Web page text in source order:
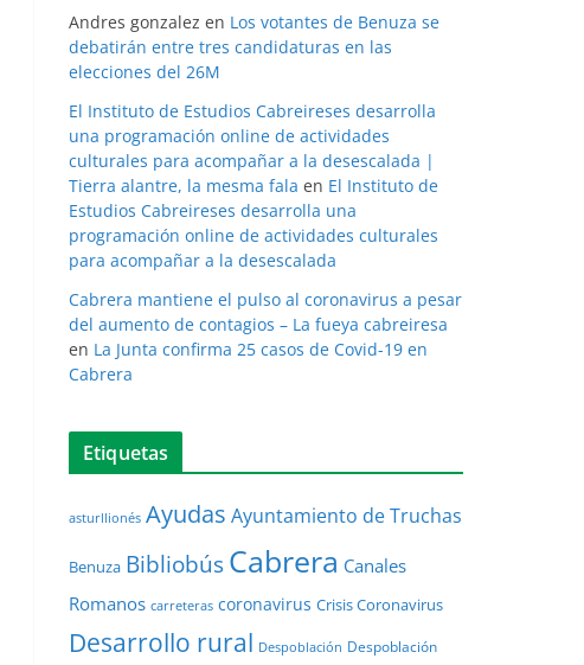
Andres gonzalez en Los votantes de Benuza se
debatirán entre tres candidaturas en las
elecciones del 26M
El Instituto de Estudios Cabreireses desarrolla
una programación online de actividades
culturales para acompañar a la desescalada |
Tierra alantre, la mesma fala en El Instituto de
Estudios Cabreireses desarrolla una
programación online de actividades culturales
para acompañar a la desescalada
Cabrera mantiene el pulso al coronavirus a pesar
del aumento de contagios – La fueya cabreiresa
en La Junta confirma 25 casos de Covid-19 en
Cabrera
Etiquetas
asturllionés Ayudas Ayuntamiento de Truchas
Benuza BibliobúsCabrera Canales
Romanos carreteras coronavirus Crisis Coronavirus
Desarrollo rural Despoblación Despoblación